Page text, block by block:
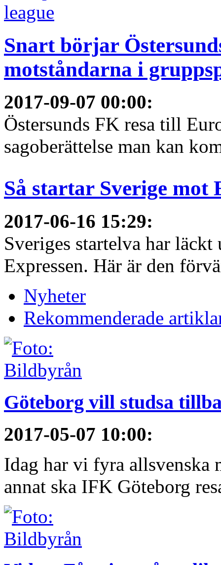
Snart börjar
motståndarna i
2017-09-07 00:00:
Östersunds FK resa till
sagoberättelse man kan
Så startar Sverige mot
2017-06-16 15:29:
Sveriges startelva har
Expressen. Här är den
Nyheter
Rekommenderade
Göteborg vill studsa
2017-05-07 10:00:
Idag har vi fyra allsvenska
annat ska IFK Göteborg